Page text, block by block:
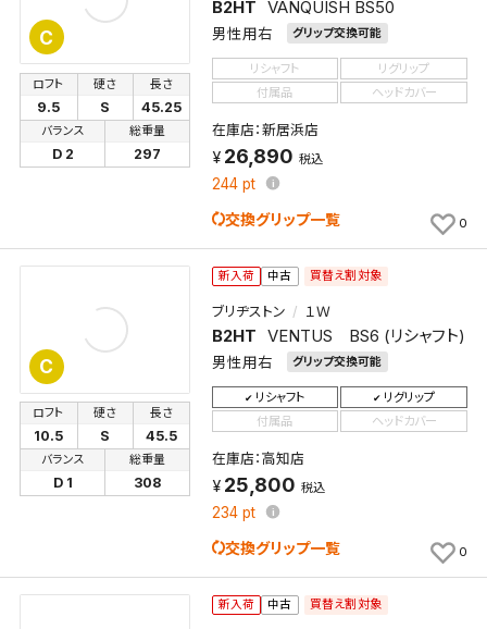
C
B2HT VANQUISH BS50
男性用右 グリップ交換可能
ロフト
9.5
硬さ
S
長さ
45.25
バランス
D 2
総重量
297
リシャフト
リグリップ
付属品
ヘッドカバー
在庫店：新居浜店
26,890 税込
244 pt
交換グリップ一覧 0
C
新入荷 中古 買替え割対象
ブリヂストン １Ｗ
B2HT VENTUS BS6 (リシャフト)
男性用右 グリップ交換可能
ロフト
10.5
硬さ
S
長さ
45.5
バランス
D 1
総重量
308
リシャフト
リグリップ
付属品
ヘッドカバー
在庫店：高知店
25,800 税込
234 pt
交換グリップ一覧 0
新入荷 中古 買替え割対象